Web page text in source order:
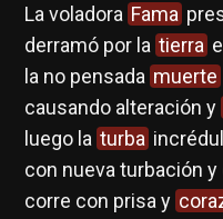
La voladora Fama
derramó por la tierra
la no pensada muerte
causando alteración y
luego la turba
con nueva turbación
corre con prisa y